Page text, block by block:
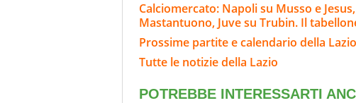
Calciomercato: Napoli su Musso e
Mastantuono, Juve su Trubin. Il
Prossime partite e calendario della Lazio
Tutte le notizie della Lazio